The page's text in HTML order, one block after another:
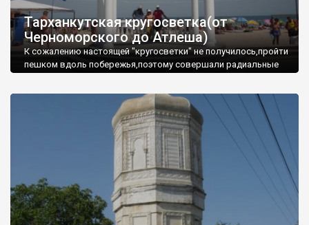
Тарханкутская кругосветка(от
Черноморского до Атлеша)
К сожалению настоящей "кругосветки" не получилось,пройти
пешком вдоль побережья,поэтому совершали радиальные